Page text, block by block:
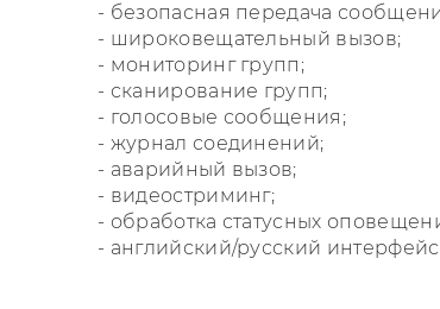
- безопасная передача
- широковещательный вызов;
- мониторинг групп;
- сканирование групп;
- голосовые сообщения;
- журнал соединений;
- аварийный вызов;
- видеостриминг;
- обработка статусных
- английский/русский